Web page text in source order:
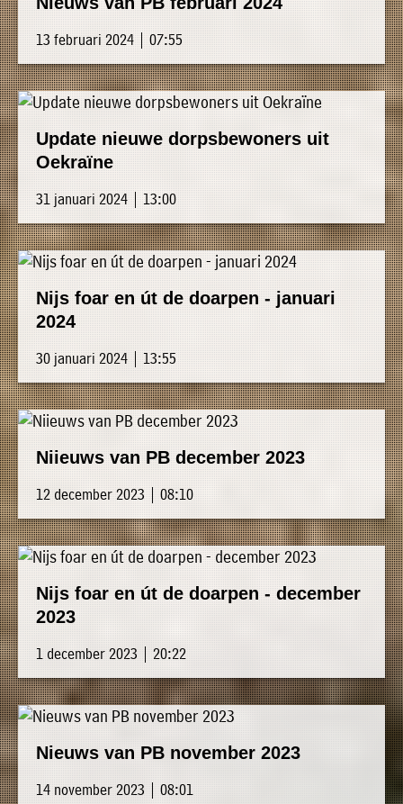
13 februari 2024 | 07:55
Update nieuwe dorpsbewoners uit
Oekraïne
31 januari 2024 | 13:00
Nijs foar en út de doarpen - januari
2024
30 januari 2024 | 13:55
Niieuws van PB december 2023
12 december 2023 | 08:10
Nijs foar en út de doarpen - december
2023
1 december 2023 | 20:22
Nieuws van PB november 2023
14 november 2023 | 08:01